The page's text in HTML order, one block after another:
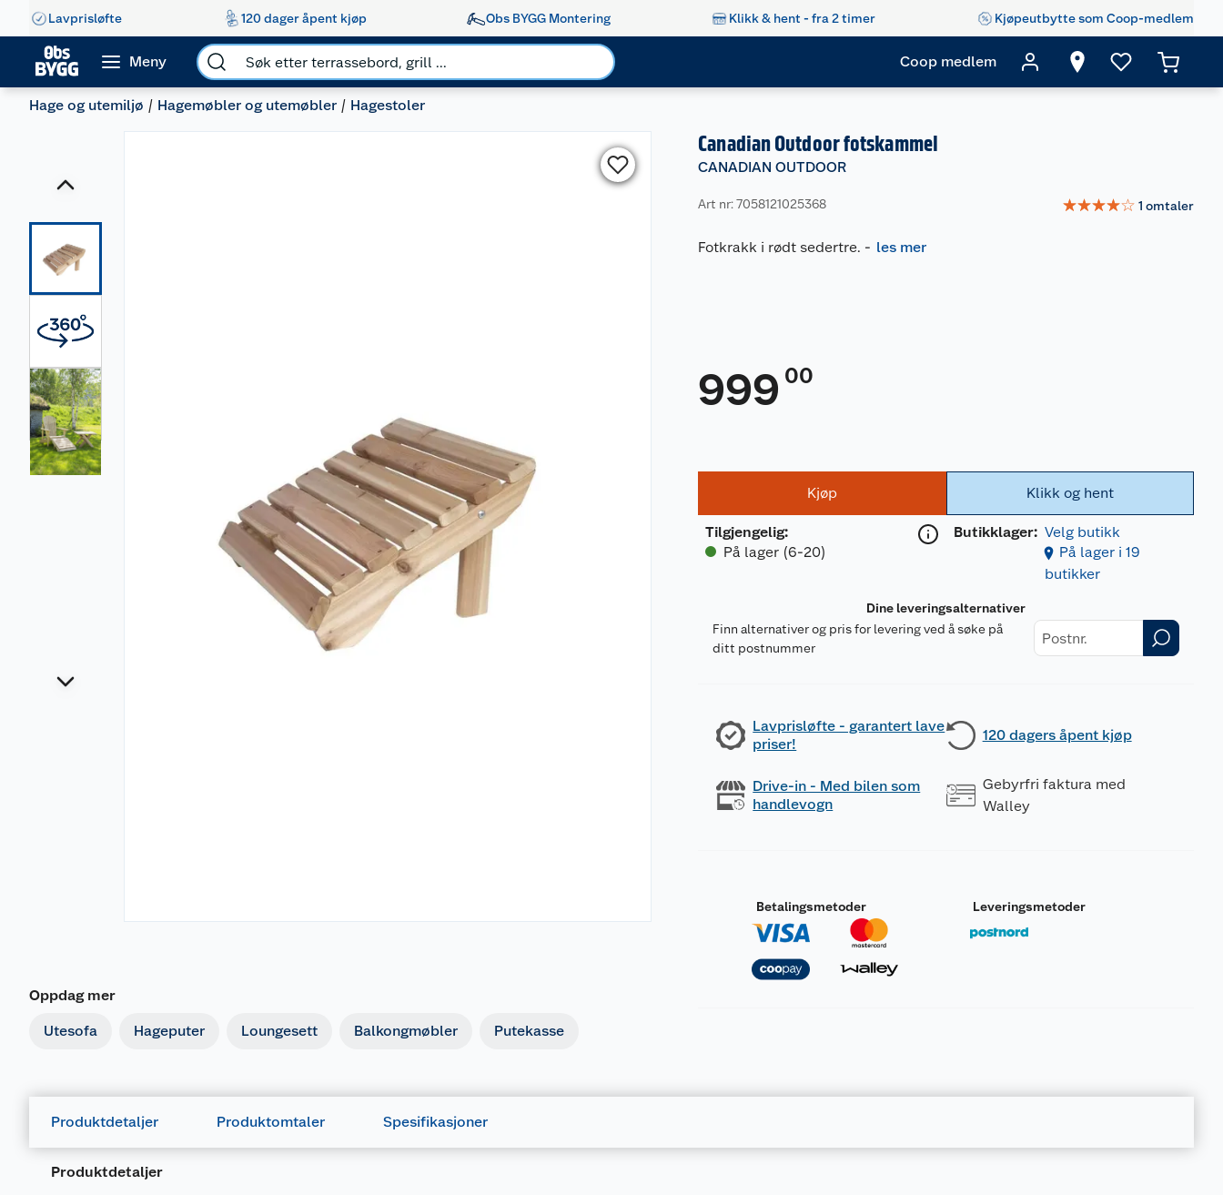
Lavprisløfte 120 dager åpent kjøp Obs BYGG Montering Klikk & hent - fra 2 timer Kjøpeutbytte som Coop-medlem
Meny Coop medlem
Hage og utemiljø Hagemøbler og utemøbler Hagestoler
Oppdag mer
Utesofa Hageputer Loungesett Balkongmøbler Putekasse
Canadian Outdoor fotskammel
CANADIAN OUTDOOR
Art nr: 7058121025368 ☆☆☆☆☆ 1 omtaler
Fotkrakk i rødt sedertre. - les mer
999 00
Kjøp
Tilgjengelig:
På lager (6-20)
Klikk og hent
Butikklager: Velg butikk
På lager i 19
butikker
Dine leveringsalternativer
Finn alternativer og pris for levering ved å søke på
ditt postnummer
Lavprisløfte - garantert lave
priser!
120 dagers åpent kjøp
Drive-in - Med bilen som
handlevogn
Gebyrfri faktura med
Walley
Betalingsmetoder Leveringsmetoder
Produktdetaljer Produktomtaler Spesifikasjoner
Produktdetaljer